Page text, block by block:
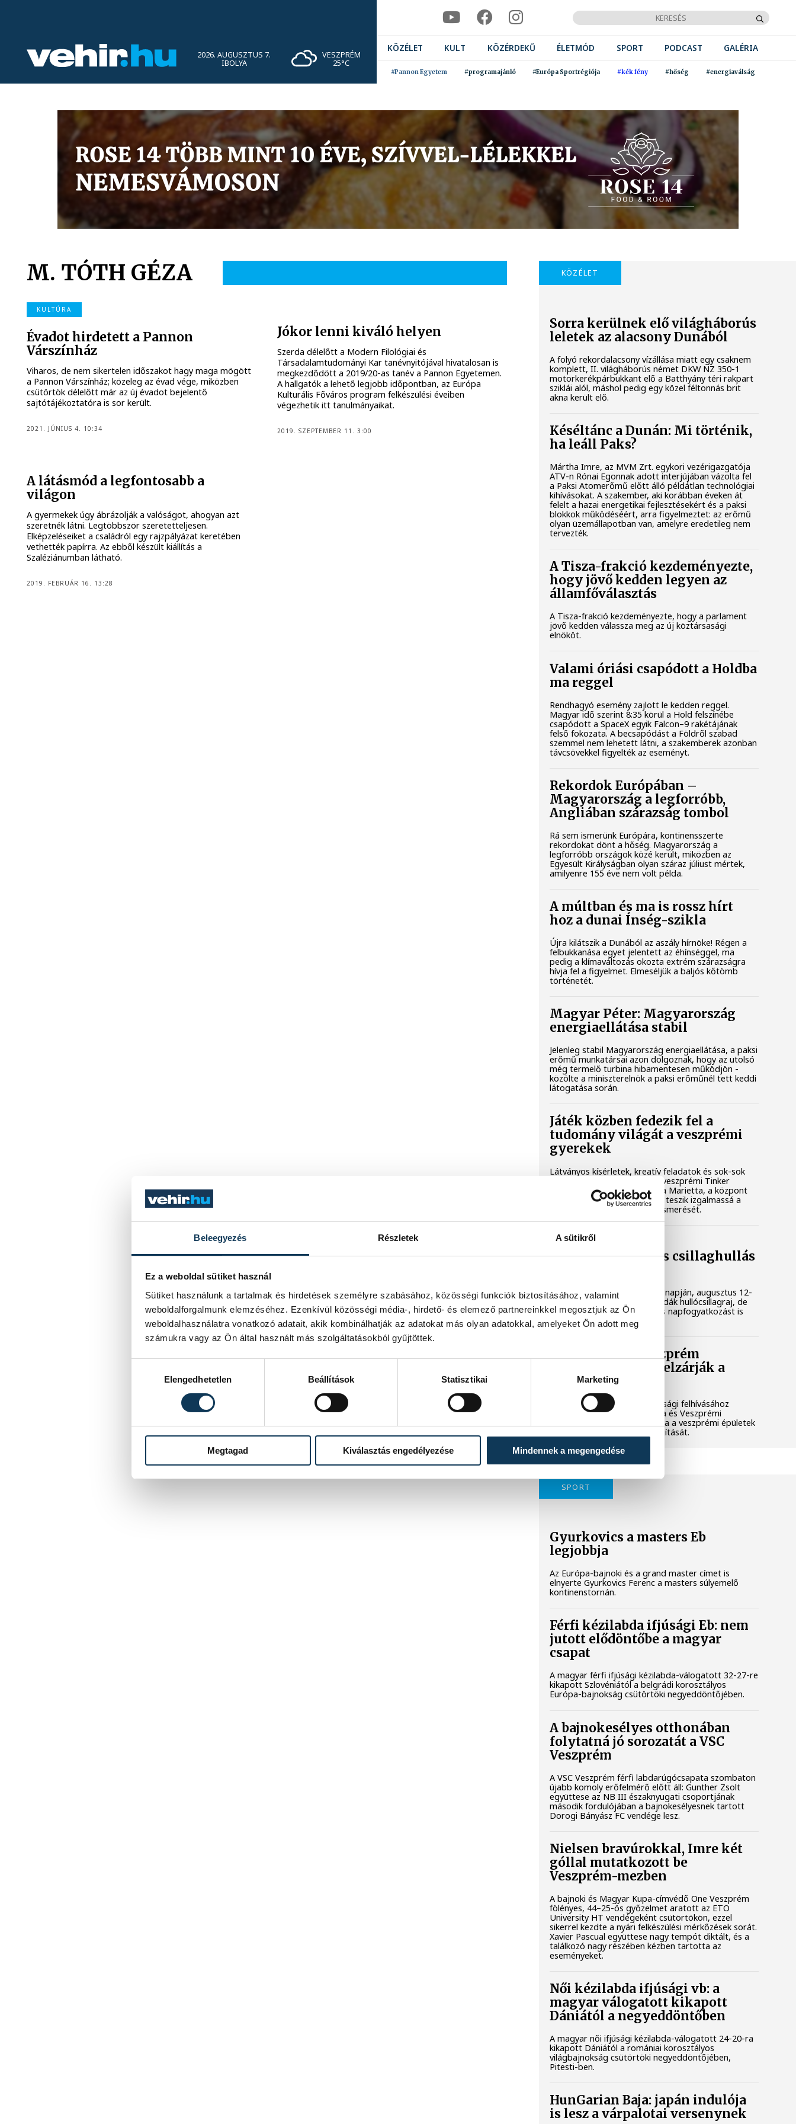
Beleegyezés Részletek A sütikről
Ez a weboldal sütiket használ
Sütiket használunk a tartalmak és hirdetések személyre szabásához, közösségi funkciók biztosításához, valamint
weboldalforgalmunk elemzéséhez. Ezenkívül közösségi média-, hirdető- és elemező partnereinkkel megosztjuk az Ön
weboldalhasználatra vonatkozó adatait, akik kombinálhatják az adatokat más olyan adatokkal, amelyeket Ön adott meg
számukra vagy az Ön által használt más szolgáltatásokból gyűjtöttek.
Elengedhetetlen
Beállítások Statisztikai Marketing
Megtagad Kiválasztás engedélyezése Mindennek a megengedése
2026. AUGUSZTUS 7.
IBOLYA
VESZPRÉM
25°C
KÖZÉLET KULT KÖZÉRDEKŰ ÉLETMÓD SPORT PODCAST GALÉRIA
#Pannon Egyetem #programajánló #Európa Sportrégiója #kék fény #hőség #energiaválság
M. TÓTH GÉZA
KULTÚRA
Évadot hirdetett a Pannon
Várszínház
Viharos, de nem sikertelen időszakot hagy maga mögött
a Pannon Várszínház; közeleg az évad vége, miközben
csütörtök délelőtt már az új évadot bejelentő
sajtótájékoztatóra is sor került.
2021. JÚNIUS 4. 10:34
Jókor lenni kiváló helyen
Szerda délelőtt a Modern Filológiai és
Társadalamtudományi Kar tanévnyitójával hivatalosan is
megkezdődött a 2019/20-as tanév a Pannon Egyetemen.
A hallgatók a lehető legjobb időpontban, az Európa
Kulturális Főváros program felkészülési éveiben
végezhetik itt tanulmányaikat.
2019. SZEPTEMBER 11. 3:00
A látásmód a legfontosabb a
világon
A gyermekek úgy ábrázolják a valóságot, ahogyan azt
szeretnék látni. Legtöbbször szeretetteljesen.
Elképzeléseiket a családról egy rajzpályázat keretében
vethették papírra. Az ebből készült kiállítás a
Szaléziánumban látható.
2019. FEBRUÁR 16. 13:28
KÖZÉLET
Sorra kerülnek elő világháborús
leletek az alacsony Dunából
A folyó rekordalacsony vízállása miatt egy csaknem
komplett, II. világháborús német DKW NZ 350-1
motorkerékpárbukkant elő a Batthyány téri rakpart
sziklái alól, máshol pedig egy közel féltonnás brit
akna került elő.
Késéltánc a Dunán: Mi történik,
ha leáll Paks?
Mártha Imre, az MVM Zrt. egykori vezérigazgatója
ATV-n Rónai Egonnak adott interjújában vázolta fel
a Paksi Atomerőmű előtt álló példátlan technológiai
kihívásokat. A szakember, aki korábban éveken át
felelt a hazai energetikai fejlesztésekért és a paksi
blokkok működéséért, arra figyelmeztet: az erőmű
olyan üzemállapotban van, amelyre eredetileg nem
tervezték.
A Tisza-frakció kezdeményezte,
hogy jövő kedden legyen az
államfőválasztás
A Tisza-frakció kezdeményezte, hogy a parlament
jövő kedden válassza meg az új köztársasági
elnököt.
Valami óriási csapódott a Holdba
ma reggel
Rendhagyó esemény zajlott le kedden reggel.
Magyar idő szerint 8:35 körül a Hold felszínébe
csapódott a SpaceX egyik Falcon–9 rakétájának
felső fokozata. A becsapódást a Földről szabad
szemmel nem lehetett látni, a szakemberek azonban
távcsövekkel figyelték az eseményt.
Rekordok Európában –
Magyarország a legforróbb,
Angliában szárazság tombol
Rá sem ismerünk Európára, kontinensszerte
rekordokat dönt a hőség. Magyarország a
legforróbb országok közé került, miközben az
Egyesült Királyságban olyan száraz júliust mértek,
amilyenre 155 éve nem volt példa.
A múltban és ma is rossz hírt
hoz a dunai Ínség-szikla
Újra kilátszik a Dunából az aszály hírnöke! Régen a
felbukkanása egyet jelentett az éhínséggel, ma
pedig a klímaváltozás okozta extrém szárazságra
hívja fel a figyelmet. Elmeséljük a baljós kőtömb
történetét.
Magyar Péter: Magyarország
energiaellátása stabil
Jelenleg stabil Magyarország energiaellátása, a paksi
erőmű munkatársai azon dolgoznak, hogy az utolsó
még termelő turbina hibamentesen működjön -
közölte a miniszterelnök a paksi erőműnél tett keddi
látogatása során.
Játék közben fedezik fel a
tudomány világát a veszprémi
gyerekek
Látványos kísérletek, kreatív feladatok és sok-sok
élmény várja a gyerekeket a veszprémi Tinker
Labsben. Videónkban Balassa Marietta, a központ
vezetője mutatja be, hogyan teszik izgalmassá a
természettudományok megismerését.
Augusztus 12-én
napfogyatkozás és csillaghullás
Az év legsűrűbb csillagászati napján, augusztus 12-
én éjjel tetőzik majd a Perseidák hullócsillagraj, de
ugyanezen a napon részleges napfogyatkozást is
meg lehet majd figyelni.
Lekapcsolják Veszprém
díszkivilágítását, elzárják a
szökőkutakat
A kormány energiatakarékossági felhívásához
csatlakozva Veszprém városa és Veszprémi
Főegyházmegye is lekapcsolta a veszprémi épületek
és nevezetességek díszkivilágítását.
SPORT
Gyurkovics a masters Eb
legjobbja
Az Európa-bajnoki és a grand master címet is
elnyerte Gyurkovics Ferenc a masters súlyemelő
kontinenstornán.
Férfi kézilabda ifjúsági Eb: nem
jutott elődöntőbe a magyar
csapat
A magyar férfi ifjúsági kézilabda-válogatott 32-27-re
kikapott Szlovéniától a belgrádi korosztályos
Európa-bajnokság csütörtöki negyeddöntőjében.
A bajnokesélyes otthonában
folytatná jó sorozatát a VSC
Veszprém
A VSC Veszprém férfi labdarúgócsapata szombaton
újabb komoly erőfelmérő előtt áll: Gunther Zsolt
együttese az NB III északnyugati csoportjának
második fordulójában a bajnokesélyesnek tartott
Dorogi Bányász FC vendége lesz.
Nielsen bravúrokkal, Imre két
góllal mutatkozott be
Veszprém-mezben
A bajnoki és Magyar Kupa-címvédő One Veszprém
fölényes, 44–25-ös győzelmet aratott az ETO
University HT vendégeként csütörtökön, ezzel
sikerrel kezdte a nyári felkészülési mérkőzések sorát.
Xavier Pascual együttese nagy tempót diktált, és a
találkozó nagy részében kézben tartotta az
eseményeket.
Női kézilabda ifjúsági vb: a
magyar válogatott kikapott
Dániától a negyeddöntőben
A magyar női ifjúsági kézilabda-válogatott 24-20-ra
kikapott Dániától a romániai korosztályos
világbajnokság csütörtöki negyeddöntőjében,
Pitesti-ben.
HunGarian Baja: japán indulója
is lesz a várpalotai versenynek